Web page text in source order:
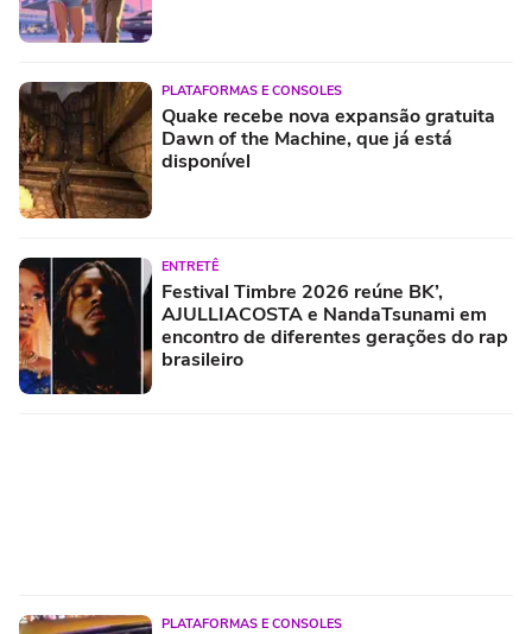
PLATAFORMAS E CONSOLES
Quake recebe nova expansão gratuita
Dawn of the Machine, que já está
disponível
ENTRETÊ
Festival Timbre 2026 reúne BK’,
AJULLIACOSTA e NandaTsunami em
encontro de diferentes gerações do rap
brasileiro
PLATAFORMAS E CONSOLES